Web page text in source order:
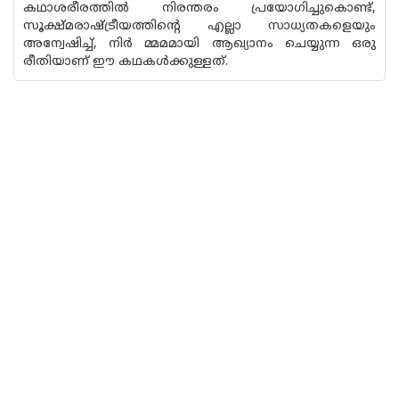
കഥാശരീരത്തിൽ നിരന്തരം പ്രയോഗിച്ചുകൊണ്ട്,
സൂക്ഷ്മ‌രാഷ്ട്രീയത്തിന്റെ എല്ലാ സാധ്യതകളെയും
അന്വേഷിച്ച്, നിർ മ്മമമായി ആഖ്യാനം ചെയ്യുന്ന ഒരു
രീതിയാണ് ഈ കഥകൾക്കുള്ളത്.